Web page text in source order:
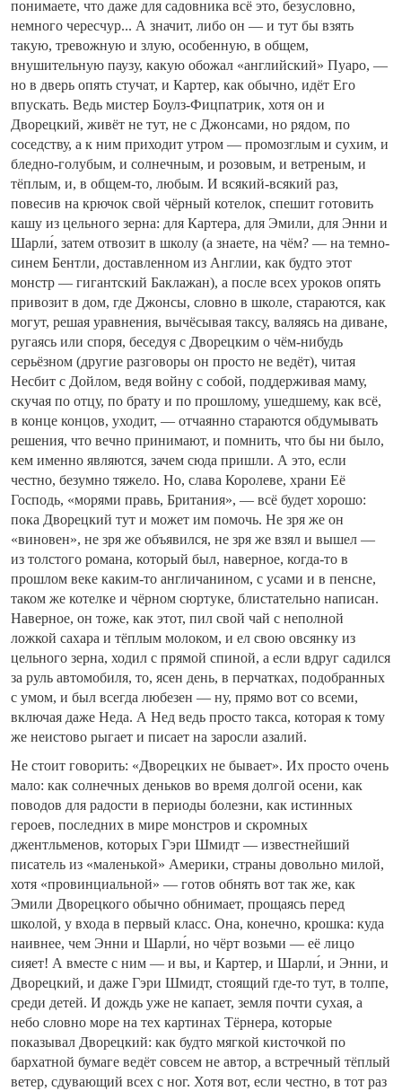
понимаете, что даже для садовника всё это, безусловно,
немного чересчур... А значит, либо он — и тут бы взять
такую, тревожную и злую, особенную, в общем,
внушительную паузу, какую обожал «английский» Пуаро, —
но в дверь опять стучат, и Картер, как обычно, идёт Его
впускать. Ведь мистер Боулз-Фицпатрик, хотя он и
Дворецкий, живёт не тут, не с Джонсами, но рядом, по
соседству, а к ним приходит утром — промозглым и сухим, и
бледно-голубым, и солнечным, и розовым, и ветреным, и
тёплым, и, в общем-то, любым. И всякий-всякий раз,
повесив на крючок свой чёрный котелок, спешит готовить
кашу из цельного зерна: для Картера, для Эмили, для Энни и
Шарли́, затем отвозит в школу (а знаете, на чём? — на темно-
синем Бентли, доставленном из Англии, как будто этот
монстр — гигантский Баклажан), а после всех уроков опять
привозит в дом, где Джонсы, словно в школе, стараются, как
могут, решая уравнения, вычёсывая таксу, валяясь на диване,
ругаясь или споря, беседуя с Дворецким о чём-нибудь
серьёзном (другие разговоры он просто не ведёт), читая
Несбит с Дойлом, ведя войну с собой, поддерживая маму,
скучая по отцу, по брату и по прошлому, ушедшему, как всё,
в конце концов, уходит, — отчаянно стараются обдумывать
решения, что вечно принимают, и помнить, что бы ни было,
кем именно являются, зачем сюда пришли. А это, если
честно, безумно тяжело. Но, слава Королеве, храни Её
Господь, «морями правь, Британия», — всё будет хорошо:
пока Дворецкий тут и может им помочь. Не зря же он
«виновен», не зря же объявился, не зря же взял и вышел —
из толстого романа, который был, наверное, когда-то в
прошлом веке каким-то англичанином, с усами и в пенсне,
таком же котелке и чёрном сюртуке, блистательно написан.
Наверное, он тоже, как этот, пил свой чай с неполной
ложкой сахара и тёплым молоком, и ел свою овсянку из
цельного зерна, ходил с прямой спиной, а если вдруг садился
за руль автомобиля, то, ясен день, в перчатках, подобранных
с умом, и был всегда любезен — ну, прямо вот со всеми,
включая даже Неда. А Нед ведь просто такса, которая к тому
же неистово рыгает и писает на заросли азалий.
Не стоит говорить: «Дворецких не бывает». Их просто очень
мало: как солнечных деньков во время долгой осени, как
поводов для радости в периоды болезни, как истинных
героев, последних в мире монстров и скромных
джентльменов, которых Гэри Шмидт — известнейший
писатель из «маленькой» Америки, страны довольно милой,
хотя «провинциальной» — готов обнять вот так же, как
Эмили Дворецкого обычно обнимает, прощаясь перед
школой, у входа в первый класс. Она, конечно, крошка: куда
наивнее, чем Энни и Шарли́, но чёрт возьми — её лицо
сияет! А вместе с ним — и вы, и Картер, и Шарли́, и Энни, и
Дворецкий, и даже Гэри Шмидт, стоящий где-то тут, в толпе,
среди детей. И дождь уже не капает, земля почти сухая, а
небо словно море на тех картинах Тёрнера, которые
показывал Дворецкий: как будто мягкой кисточкой по
бархатной бумаге ведёт совсем не автор, а встречный тёплый
ветер, сдувающий всех с ног. Хотя вот, если честно, в тот раз